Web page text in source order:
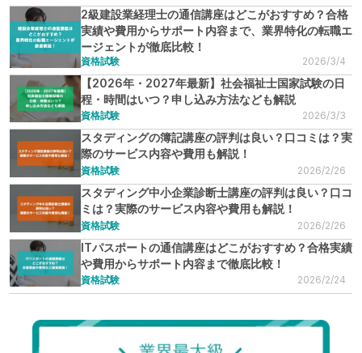
2級建設業経理士の通信講座はどこがおすすめ？合格
実績や費用からサポート内容まで、業界特化の転職エ
ージェントが徹底比較！
資格試験 2026/3/4
【2026年・2027年最新】社会福祉士国家試験の日
程・時間はいつ？申し込み方法なども解説
資格試験 2026/3/3
スタディングの簿記講座の評判は良い？口コミは？実
際のサービス内容や費用も解説！
資格試験 2026/2/26
スタディング中小企業診断士講座の評判は良い？口コ
ミは？実際のサービス内容や費用も解説！
資格試験 2026/2/26
ITパスポートの通信講座はどこがおすすめ？合格実績
や費用からサポート内容まで徹底比較！
資格試験 2026/2/24